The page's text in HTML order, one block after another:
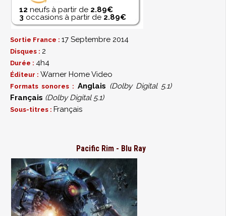
12 neufs à partir de 2.89€
3 occasions à partir de 2.89€
Sortie France : 17 Septembre 2014
Disques : 2
Durée : 4h4
Éditeur : Warner Home Video
Formats sonores : Anglais (Dolby Digital 5.1)
Français (Dolby Digital 5.1)
Sous-titres : Français
Pacific Rim - Blu Ray